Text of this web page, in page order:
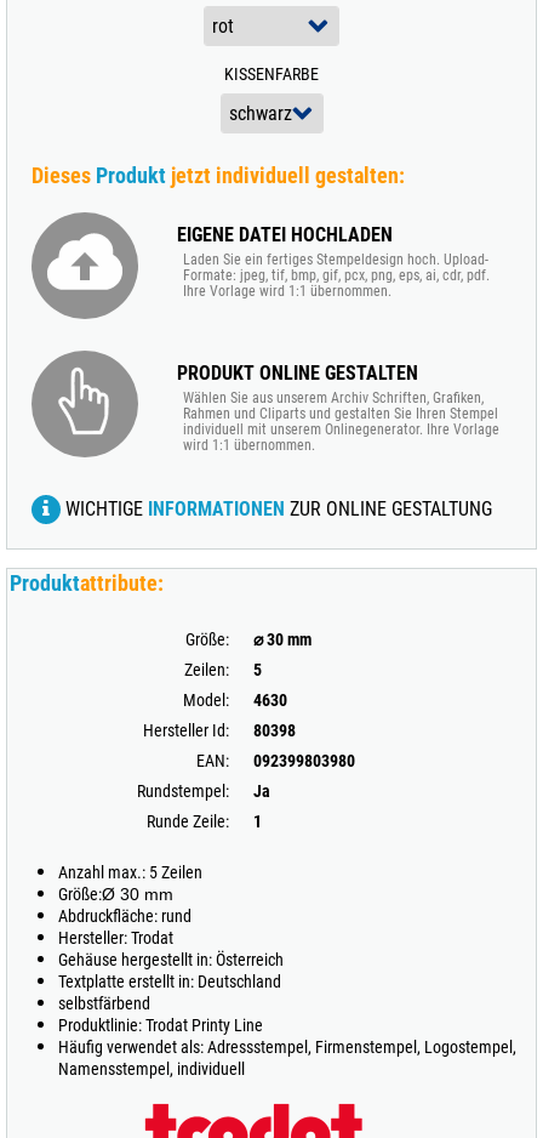
KISSENFARBE
Dieses Produkt jetzt individuell gestalten:
EIGENE DATEI HOCHLADEN
Laden Sie ein fertiges Stempeldesign hoch. Upload-
Formate: jpeg, tif, bmp, gif, pcx, png, eps, ai, cdr, pdf.
Ihre Vorlage wird 1:1 übernommen.
PRODUKT ONLINE GESTALTEN
Wählen Sie aus unserem Archiv Schriften, Grafiken,
Rahmen und Cliparts und gestalten Sie Ihren Stempel
individuell mit unserem Onlinegenerator. Ihre Vorlage
wird 1:1 übernommen.
WICHTIGE INFORMATIONEN ZUR ONLINE GESTALTUNG
Produktattribute:
Größe:
⌀ 30 mm
Zeilen:
5
Model:
4630
Hersteller Id:
80398
EAN:
092399803980
Rundstempel:
Ja
Runde Zeile:
1
Anzahl max.: 5 Zeilen
Größe:Ø 30 mm
Abdruckfläche: rund
Hersteller: Trodat
Gehäuse hergestellt in: Österreich
Textplatte erstellt in: Deutschland
selbstfärbend
Produktlinie: Trodat Printy Line
Häufig verwendet als: Adressstempel, Firmenstempel, Logostempel,
Namensstempel, individuell